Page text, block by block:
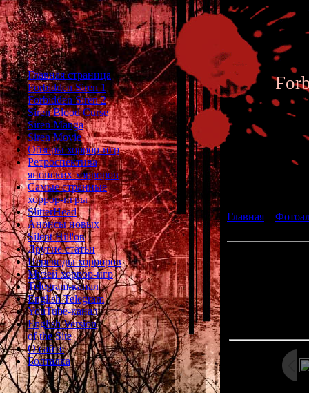
Главная страница
Forbidden Siren 1
Forbidden Siren 2
Siren Blood Curse
Siren Manga
Siren Movie
Обзоры хоррор-игр
Ретроспектива
японских хорроров
Самые странные
хоррор-игры
SlitterHead
Анонсы новых
Silent Hill'ов
Другие статьи
Переводы хорроров
Музей хоррор-игр
Telegram-канал
English Telegram
YouTube-канал
English Version
of the Site
О сайте
Болталка
Главная